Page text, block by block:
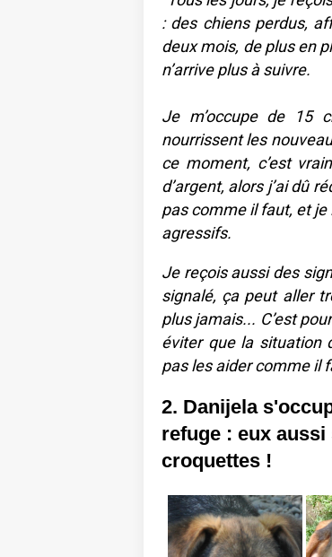
: des chiens perdus,
deux mois, de plus en
n’arrive plus à suivre.
Je m’occupe de 15
nourrissent les
ce moment, c’est
d’argent, alors j’ai dû
pas comme il faut, et
agressifs.
Je reçois aussi des
signalé, ça peut aller
plus jamais... C’est
éviter que la situation
pas les aider comme il
2. Danijela
refuge : eux
croquettes !